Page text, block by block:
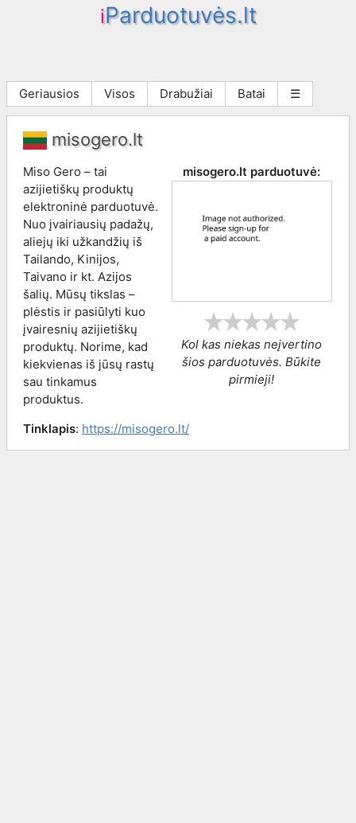
iParduotuvės.lt
Geriausios Visos Drabužiai Batai ☰
misogero.lt
misogero.lt parduotuvė:
Kol kas niekas neįvertino
šios parduotuvės. Būkite
pirmieji!
Miso Gero – tai
azijietiškų produktų
elektroninė parduotuvė.
Nuo įvairiausių padažų,
aliejų iki užkandžių iš
Tailando, Kinijos,
Taivano ir kt. Azijos
šalių. Mūsų tikslas –
plėstis ir pasiūlyti kuo
įvairesnių azijietiškų
produktų. Norime, kad
kiekvienas iš jūsų rastų
sau tinkamus
produktus.
Tinklapis: https://misogero.lt/